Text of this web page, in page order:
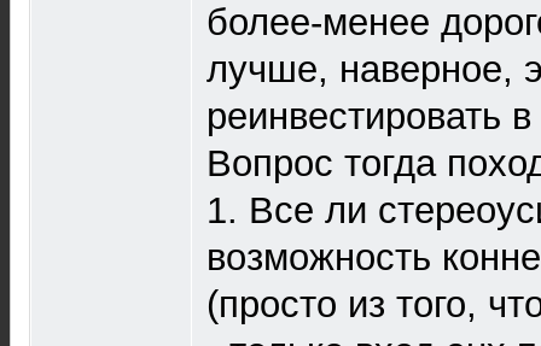
более-менее
лучше, наверное,
реинвестировать
Вопрос тогда
1. Все ли
возможность
(просто из того,